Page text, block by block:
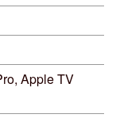
Apple TV